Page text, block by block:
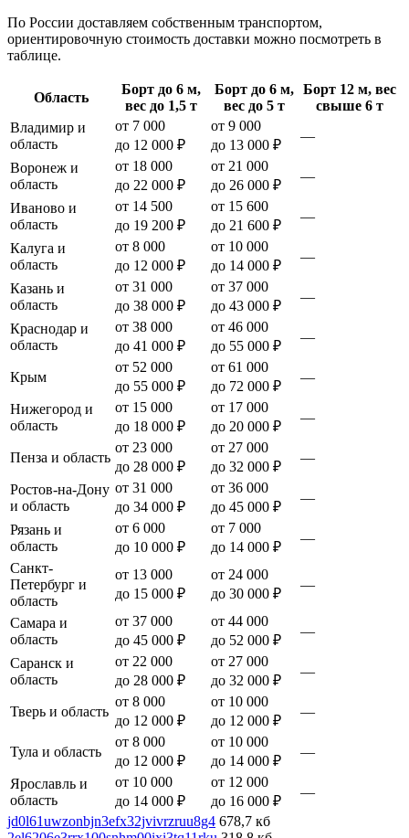
По России доставляем собственным транспортом,
ориентировочную стоимость доставки можно посмотреть в
таблице.
Область
Борт до 6 м,
вес до 1,5 т
Борт до 6 м,
вес до 5 т
Борт 12 м, вес
свыше 6 т
Владимир и
область
от 7 000
до 12 000 ₽
от 9 000
до 13 000 ₽
—
Воронеж и
область
от 18 000
до 22 000 ₽
от 21 000
до 26 000 ₽
—
Иваново и
область
от 14 500
до 19 200 ₽
от 15 600
до 21 600 ₽
—
Калуга и
область
от 8 000
до 12 000 ₽
от 10 000
до 14 000 ₽
—
Казань и
область
от 31 000
до 38 000 ₽
от 37 000
до 43 000 ₽
—
Краснодар и
область
от 38 000
до 41 000 ₽
от 46 000
до 55 000 ₽
—
Крым
от 52 000
до 55 000 ₽
от 61 000
до 72 000 ₽
—
Нижегород и
область
от 15 000
до 18 000 ₽
от 17 000
до 20 000 ₽
—
Пенза и область
от 23 000
до 28 000 ₽
от 27 000
до 32 000 ₽
—
Ростов-на-Дону
и область
от 31 000
до 34 000 ₽
от 36 000
до 45 000 ₽
—
Рязань и
область
от 6 000
до 10 000 ₽
от 7 000
до 14 000 ₽
—
Санкт-
Петербург и
область
от 13 000
до 15 000 ₽
от 24 000
до 30 000 ₽
—
Самара и
область
от 37 000
до 45 000 ₽
от 44 000
до 52 000 ₽
—
Саранск и
область
от 22 000
до 28 000 ₽
от 27 000
до 32 000 ₽
—
Тверь и область
от 8 000
до 12 000 ₽
от 10 000
до 12 000 ₽
—
Тула и область
от 8 000
до 12 000 ₽
от 10 000
до 14 000 ₽
—
Ярославль и
область
от 10 000
до 14 000 ₽
от 12 000
до 16 000 ₽
—
jd0l61uwzonbjn3efx32jvivrzruu8g4 678,7 кб